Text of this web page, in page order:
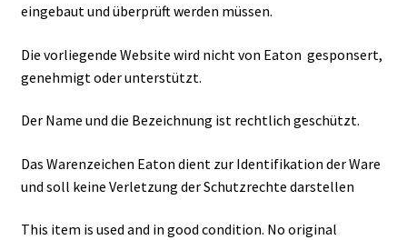
eingebaut und überprüft werden müssen.
Die vorliegende Website wird nicht von Eaton gesponsert,
genehmigt oder unterstützt.
Der Name und die Bezeichnung ist rechtlich geschützt.
Das Warenzeichen Eaton dient zur Identifikation der Ware
und soll keine Verletzung der Schutzrechte darstellen
This item is used and in good condition. No original